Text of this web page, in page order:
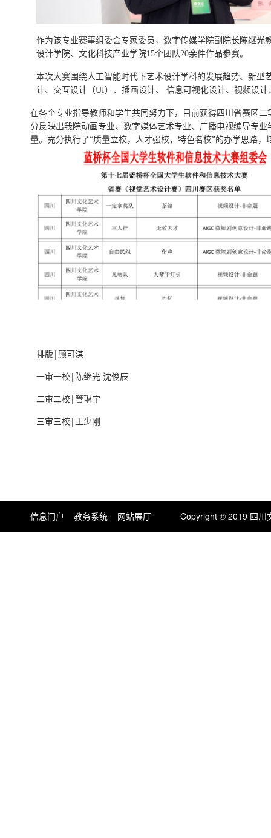
作为该专业赛事组委会专家委员，数字传媒学院副院长陈继光
设计学院、文化科技产业学院15个团队20余件作品参赛。
本次大赛围绕人工智能时代下艺术设计学科的发展趋势、新
计、交互设计（UI）、插画设计、 信息可视化设计、视频设
在各个专业指导教师和学生共同努力下，
目前获得四川省赛区二
分反映出我院动画专业、数字媒体艺术专业、广播电视编导专
量。充分执行了“质量立校，人才强校，特色名校”的办学思路
排版|顾可淇
一审一校|陈继光 沈俊辰
二审二校|管琳宇
三审三校|王少刚
信息门户 教务系统 网站展厅 Copyright © 2019 四川文